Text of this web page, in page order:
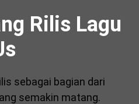
Rilis Lagu
sebagai bagian dari
semakin matang.